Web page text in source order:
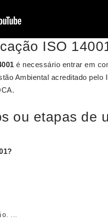
ISO
é necessário entrar em
Ambiental acreditado
ou etapas de
?
...